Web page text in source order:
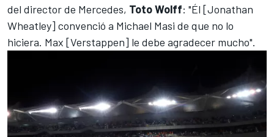
del director de Mercedes, Toto Wolff: "Él [Jonathan
Wheatley] convenció a Michael Masi de que no lo
hiciera. Max [Verstappen] le debe agradecer mucho".